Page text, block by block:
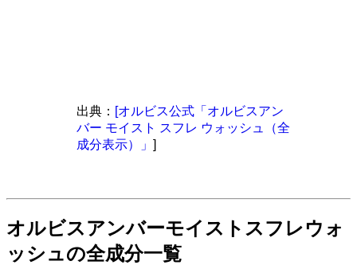
出典： [オルビス公式「オルビスアン
バー モイスト スフレ ウォッシュ（全
成分表示）」 ]
オルビスアンバーモイストスフレウォ
ッシュの全成分一覧